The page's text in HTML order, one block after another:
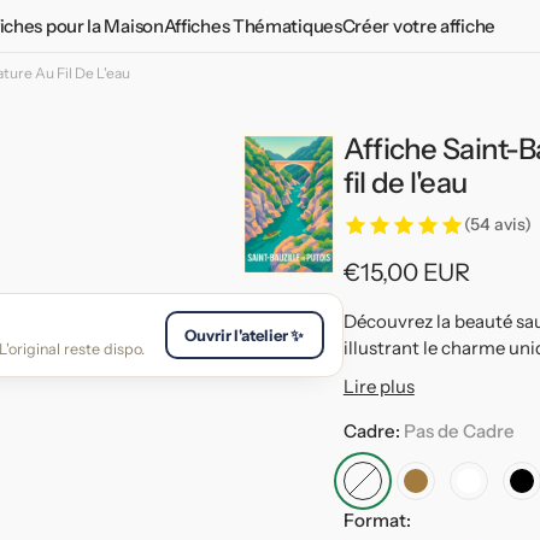
pour la Maison
Chambre Adulte
Affiches Thématiques
Affiches vintage du monde
Affiches propagande
Le tour 2026 en affiches
Créer votre affiche
Au Fil De L'eau
reste dispo.
Ouvrir l'atelier ✨
Affiche Saint-
fil de l'eau
(54 avis)
Prix
habituel
€15,00 EUR
Découvrez la beauté
illustrant le charme
Lire plus
Cadre: Pas de Cadre
Pas
de
CadreCadre
Format: